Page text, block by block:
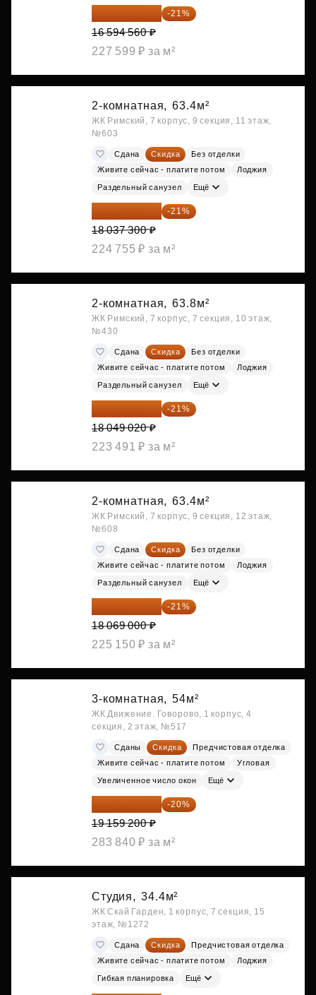
13 109 702 ₽ -21%
16 594 560 ₽
227 599 ₽ за м²
2-комнатная, 63.4м²
ЖК Римский, 7 корпус, 9 секция, 11 этаж,
№603
Сдана Скидка
Без отделки
Живите сейчас - платите потом
Лоджия
Раздельный санузел Ещё
14 249 467 ₽ -21%
18 037 300 ₽
224 755 ₽ за м²
2-комнатная, 63.8м²
ЖК Римский, 7 корпус, 7 секция, 10 этаж,
№430
Сдана Скидка
Без отделки
Живите сейчас - платите потом
Лоджия
Раздельный санузел Ещё
14 258 726 ₽ -21%
18 049 020 ₽
223 491 ₽ за м²
2-комнатная, 63.4м²
ЖК Римский, 7 корпус, 9 секция, 12 этаж,
№608
Сдана Скидка
Без отделки
Живите сейчас - платите потом
Лоджия
Раздельный санузел Ещё
14 274 510 ₽ -21%
18 069 000 ₽
225 150 ₽ за м²
3-комнатная, 54м²
ЖК Движение. Говорово, 1 корпус, 4
секция, 2 этаж, №517
Сданы Скидка
Предчистовая отделка
Живите сейчас - платите потом
Угловая
Увеличенное число окон Ещё
15 327 360 ₽ -20%
19 159 200 ₽
283 840 ₽ за м²
Студия, 34.4м²
ЖК Скай Гарден, 1 корпус, 7 секция, 15
этаж, №1272
Сдана Скидка
Предчистовая отделка
Живите сейчас - платите потом
Лоджия
Гибкая планировка Ещё